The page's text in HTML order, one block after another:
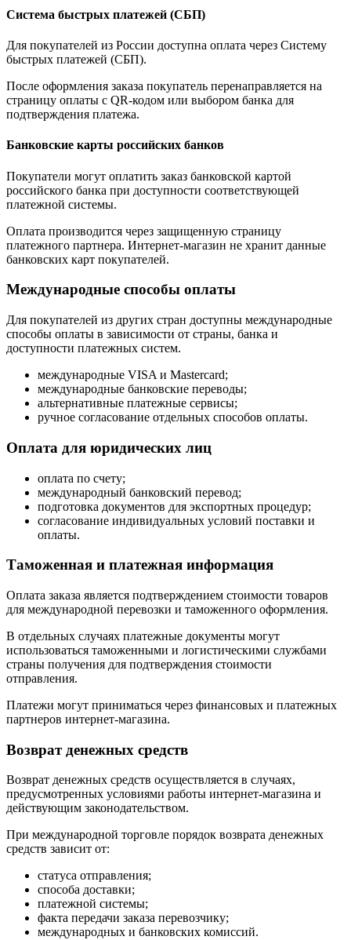
Система быстрых платежей (СБП)
Для покупателей из России доступна оплата через Систему
быстрых платежей (СБП).
После оформления заказа покупатель перенаправляется на
страницу оплаты с QR-кодом или выбором банка для
подтверждения платежа.
Банковские карты российских банков
Покупатели могут оплатить заказ банковской картой
российского банка при доступности соответствующей
платежной системы.
Оплата производится через защищенную страницу
платежного партнера. Интернет-магазин не хранит данные
банковских карт покупателей.
Международные способы оплаты
Для покупателей из других стран доступны международные
способы оплаты в зависимости от страны, банка и
доступности платежных систем.
международные VISA и Mastercard;
международные банковские переводы;
альтернативные платежные сервисы;
ручное согласование отдельных способов оплаты.
Оплата для юридических лиц
оплата по счету;
международный банковский перевод;
подготовка документов для экспортных процедур;
согласование индивидуальных условий поставки и
оплаты.
Таможенная и платежная информация
Оплата заказа является подтверждением стоимости товаров
для международной перевозки и таможенного оформления.
В отдельных случаях платежные документы могут
использоваться таможенными и логистическими службами
страны получения для подтверждения стоимости
отправления.
Платежи могут приниматься через финансовых и платежных
партнеров интернет-магазина.
Возврат денежных средств
Возврат денежных средств осуществляется в случаях,
предусмотренных условиями работы интернет-магазина и
действующим законодательством.
При международной торговле порядок возврата денежных
средств зависит от:
статуса отправления;
способа доставки;
платежной системы;
факта передачи заказа перевозчику;
международных и банковских комиссий.